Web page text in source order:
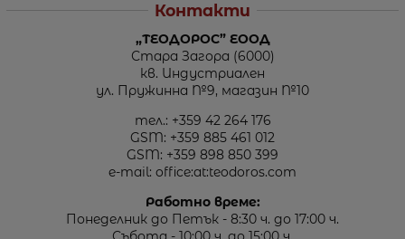
Контакти
„ТЕОДОРОС” ЕООД
Стара Загора (6000)
кв. Индустриален
ул. Пружинна №9, магазин №10
тел.: +359 42 264 176
GSM: +359 885 461 012
GSM: +359 898 850 399
e-mail: office:at:teodoros.com
Работно време:
Понеделник до Петък - 8:30 ч. до 17:00 ч.